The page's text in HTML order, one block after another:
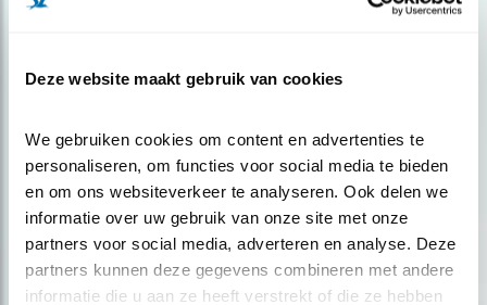
Deze website maakt gebruik van cookies
We gebruiken cookies om content en advertenties te
personaliseren, om functies voor social media te bieden
en om ons websiteverkeer te analyseren. Ook delen we
informatie over uw gebruik van onze site met onze
partners voor social media, adverteren en analyse. Deze
partners kunnen deze gegevens combineren met andere
informatie die u aan ze heeft verstrekt of die ze hebben
over vogels en activiteiten van Vogelbescherming.